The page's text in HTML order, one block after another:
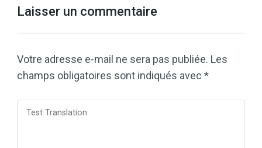
Laisser un commentaire
Votre adresse e-mail ne sera pas publiée. Les
champs obligatoires sont indiqués avec *